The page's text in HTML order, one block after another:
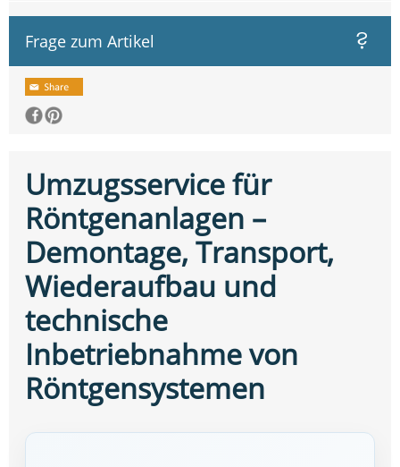
Frage zum Artikel
Umzugsservice für
Röntgenanlagen –
Demontage, Transport,
Wiederaufbau und
technische
Inbetriebnahme von
Röntgensystemen